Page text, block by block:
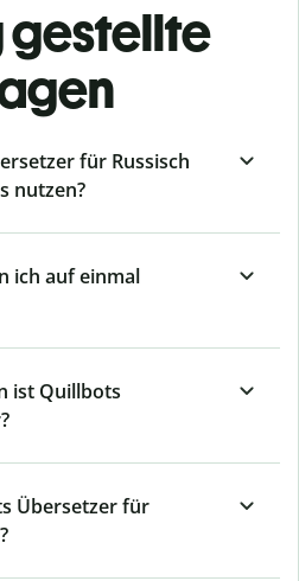
gestellte
für Russisch
nutzen?
ich auf einmal
ist Quillbots
Übersetzer für